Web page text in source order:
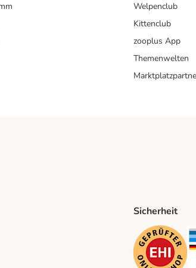
Welpenclub
Kittenclub
zooplus App
Themenwelten
Method
Sicherheit